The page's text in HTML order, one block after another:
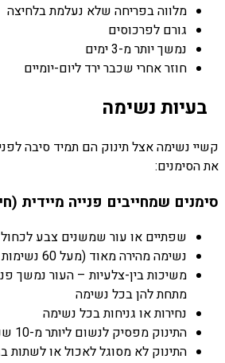
מלווה בפריחה שלא נעלמת בלחיצה
גורם לפרכוסים
נמשך יותר מ-3 ימים
חוזר אחרי שכבר ירד ליום-יומיים
בעיות נשימה
קשיי נשימה אצל תינוק הם תמיד סיבה
את הסימנים:
סימנים שמחייבים פנייה מיידית (חייגו
שפתיים או עור שמשנים צבע
נשימה מהירה מאוד (מעל 60 נשימות בדקה אצל יילוד)
משיכות בין-צלעיות – העור נמשך
מתחת להן בכל נשימה
נחירות או גניחות בכל נשימה
התינוק מפסיק לנשום ליותר מ-10 שניות
התינוק לא מסוגל לאכול או לשתות